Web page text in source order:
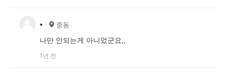
• 중동
나만 안되는게 아니었군요,,
1년 전